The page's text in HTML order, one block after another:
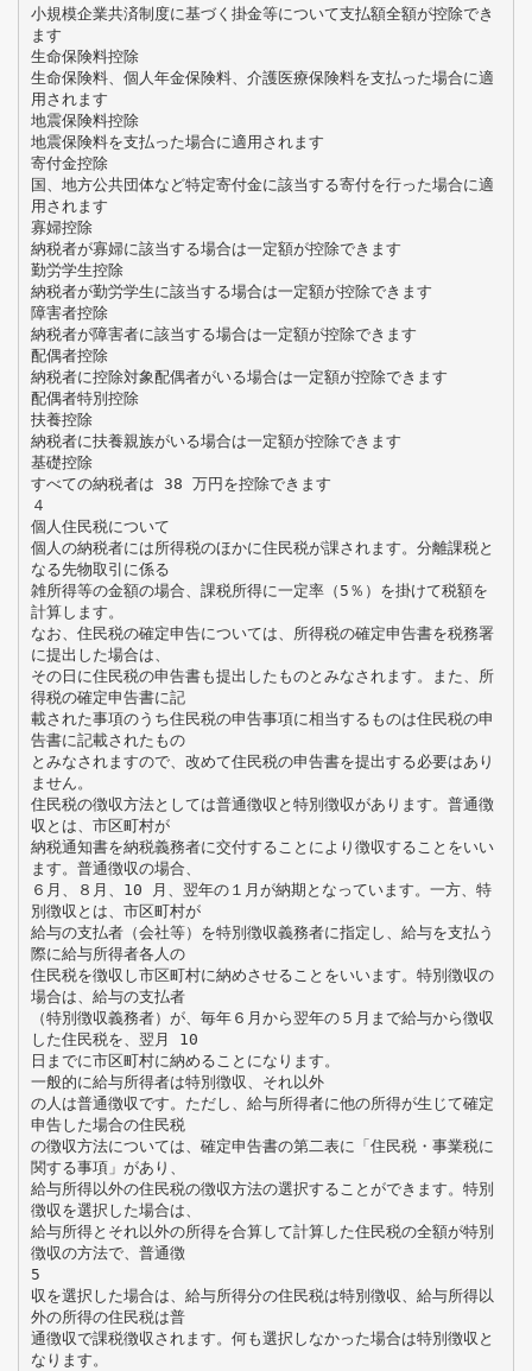
小規模企業共済制度に基づく掛金等について支払額全額が控除でき
ます
生命保険料控除
生命保険料、個人年金保険料、介護医療保険料を支払った場合に適
用されます
地震保険料控除
地震保険料を支払った場合に適用されます
寄付金控除
国、地方公共団体など特定寄付金に該当する寄付を行った場合に適
用されます
寡婦控除
納税者が寡婦に該当する場合は一定額が控除できます
勤労学生控除
納税者が勤労学生に該当する場合は一定額が控除できます
障害者控除
納税者が障害者に該当する場合は一定額が控除できます
配偶者控除
納税者に控除対象配偶者がいる場合は一定額が控除できます
配偶者特別控除
扶養控除
納税者に扶養親族がいる場合は一定額が控除できます
基礎控除
すべての納税者は 38 万円を控除できます
４
個人住民税について
個人の納税者には所得税のほかに住民税が課されます。分離課税と
なる先物取引に係る
雑所得等の金額の場合、課税所得に一定率（5％）を掛けて税額を
計算します。
なお、住民税の確定申告については、所得税の確定申告書を税務署
に提出した場合は、
その日に住民税の申告書も提出したものとみなされます。また、所
得税の確定申告書に記
載された事項のうち住民税の申告事項に相当するものは住民税の申
告書に記載されたもの
とみなされますので、改めて住民税の申告書を提出する必要はあり
ません。
住民税の徴収方法としては普通徴収と特別徴収があります。普通徴
収とは、市区町村が
納税通知書を納税義務者に交付することにより徴収することをいい
ます。普通徴収の場合、
６月、８月、10 月、翌年の１月が納期となっています。一方、特
別徴収とは、市区町村が
給与の支払者（会社等）を特別徴収義務者に指定し、給与を支払う
際に給与所得者各人の
住民税を徴収し市区町村に納めさせることをいいます。特別徴収の
場合は、給与の支払者
（特別徴収義務者）が、毎年６月から翌年の５月まで給与から徴収
した住民税を、翌月 10
日までに市区町村に納めることになります。
一般的に給与所得者は特別徴収、それ以外
の人は普通徴収です。ただし、給与所得者に他の所得が生じて確定
申告した場合の住民税
の徴収方法については、確定申告書の第二表に「住民税・事業税に
関する事項」があり、
給与所得以外の住民税の徴収方法の選択することができます。特別
徴収を選択した場合は、
給与所得とそれ以外の所得を合算して計算した住民税の全額が特別
徴収の方法で、普通徴
5
収を選択した場合は、給与所得分の住民税は特別徴収、給与所得以
外の所得の住民税は普
通徴収で課税徴収されます。何も選択しなかった場合は特別徴収と
なります。